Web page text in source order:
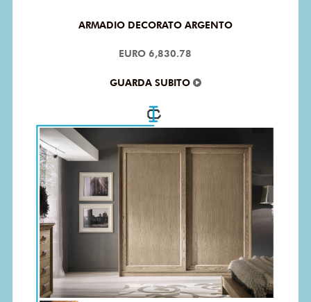
ARMADIO DECORATO ARGENTO
EURO 6,830.78
GUARDA SUBITO